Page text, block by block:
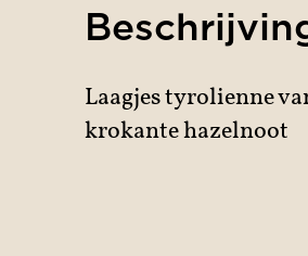
Laagjes tyrolienne
krokante hazelnoot